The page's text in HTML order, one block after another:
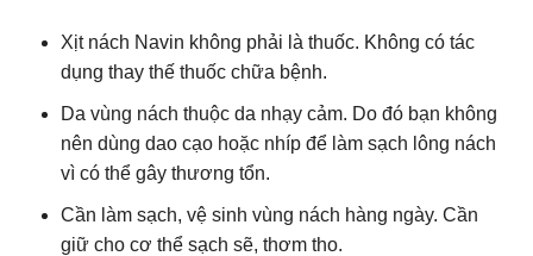
Xịt nách Navin không phải là thuốc. Không có tác
dụng thay thế thuốc chữa bệnh.
Da vùng nách thuộc da nhạy cảm. Do đó bạn không
nên dùng dao cạo hoặc nhíp để làm sạch lông nách
vì có thể gây thương tổn.
Cần làm sạch, vệ sinh vùng nách hàng ngày. Cần
giữ cho cơ thể sạch sẽ, thơm tho.